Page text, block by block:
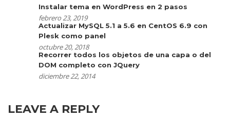
Instalar tema en WordPress en 2 pasos
febrero 23, 2019
Actualizar MySQL 5.1 a 5.6 en CentOS 6.9 con
Plesk como panel
octubre 20, 2018
Recorrer todos los objetos de una capa o del
DOM completo con JQuery
diciembre 22, 2014
LEAVE A REPLY